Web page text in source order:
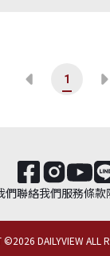
1
們聯絡我們服務條款
©2026 DAILYVIEW ALL